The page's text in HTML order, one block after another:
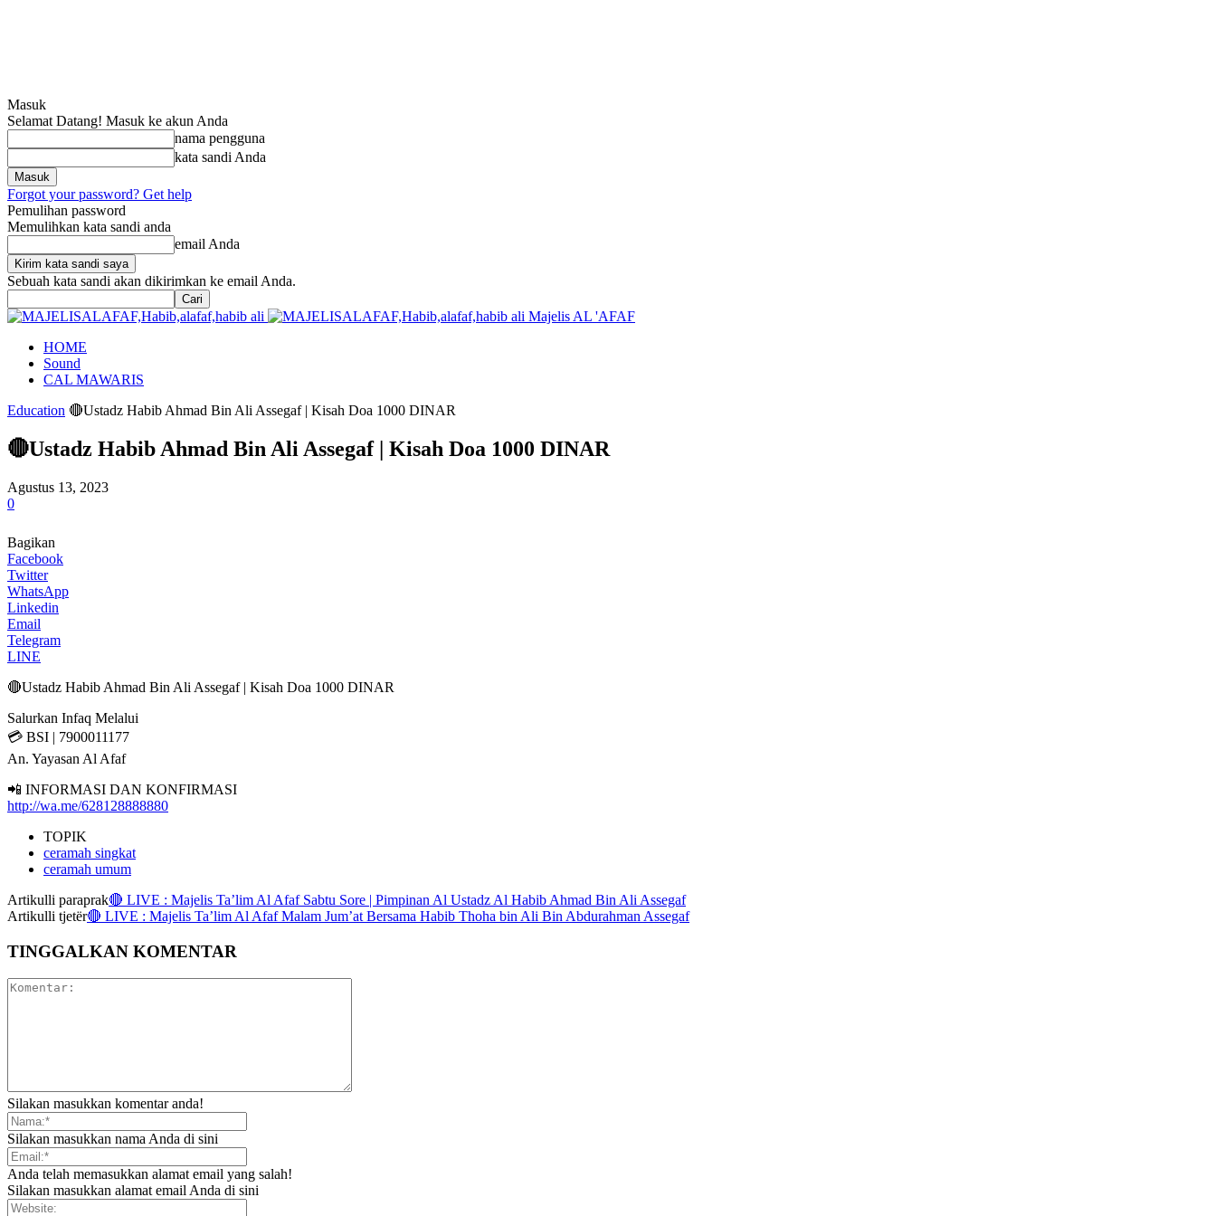
Masuk
Selamat Datang! Masuk ke akun Anda
nama pengguna
kata sandi Anda
Forgot your password? Get help
Pemulihan password
Memulihkan kata sandi anda
email Anda
Sebuah kata sandi akan dikirimkan ke email Anda.
Majelis AL 'AFAF
HOME
Sound
CAL MAWARIS
Education 🔴Ustadz Habib Ahmad Bin Ali Assegaf | Kisah Doa 1000 DINAR
🔴Ustadz Habib Ahmad Bin Ali Assegaf | Kisah Doa 1000 DINAR
Agustus 13, 2023
0
Bagikan
Facebook
Twitter
WhatsApp
Linkedin
Email
Telegram
LINE
🔴Ustadz Habib Ahmad Bin Ali Assegaf | Kisah Doa 1000 DINAR
Salurkan Infaq Melalui
💳 BSI | 7900011177
An. Yayasan Al Afaf
📲 INFORMASI DAN KONFIRMASI
http://wa.me/628128888880
TOPIK
ceramah singkat
ceramah umum
Artikulli paraprak🔴 LIVE : Majelis Ta’lim Al Afaf Sabtu Sore | Pimpinan Al Ustadz Al Habib Ahmad Bin Ali Assegaf
Artikulli tjetër🔴 LIVE : Majelis Ta’lim Al Afaf Malam Jum’at Bersama Habib Thoha bin Ali Bin Abdurahman Assegaf
TINGGALKAN KOMENTAR
Silakan masukkan komentar anda!
Silakan masukkan nama Anda di sini
Anda telah memasukkan alamat email yang salah!
Silakan masukkan alamat email Anda di sini